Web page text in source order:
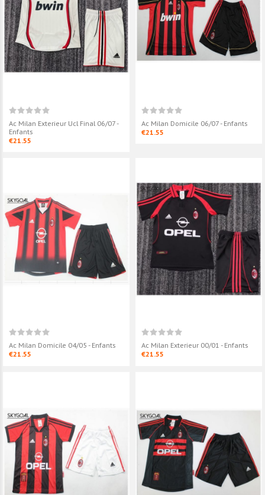
Ac Milan Exterieur Ucl Final
06/07 - Enfants
Ac Milan
Enfants
€21.55
Ac Milan Exterieur Ucl Final 06/07 -
Enfants
€21.55
Ac Milan Domicile 06/07 - Enfants
€21.55
Ac Milan Domicile 04/05 - Enfants
€21.55
Ac Milan Exterieur 00/01 - Enfants
€21.55